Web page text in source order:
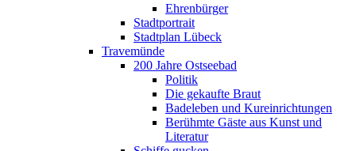
Ehrenbürger
Stadtportrait
Stadtplan Lübeck
Travemünde
200 Jahre Ostseebad
Politik
Die gekaufte Braut
Badeleben und Kureinrichtungen
Berühmte Gäste aus Kunst und
Literatur